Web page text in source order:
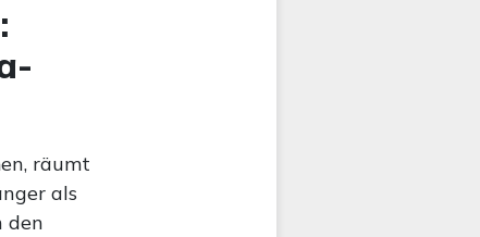
räumt
als
den